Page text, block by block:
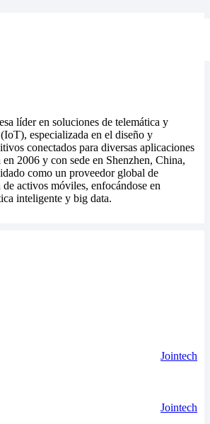
líder en soluciones de telemática y
especializada en el diseño y
conectados para diversas aplicaciones
2006 y con sede en Shenzhen, China,
como un proveedor global de
activos móviles, enfocándose en
inteligente y big data.
Jointech
Jointech